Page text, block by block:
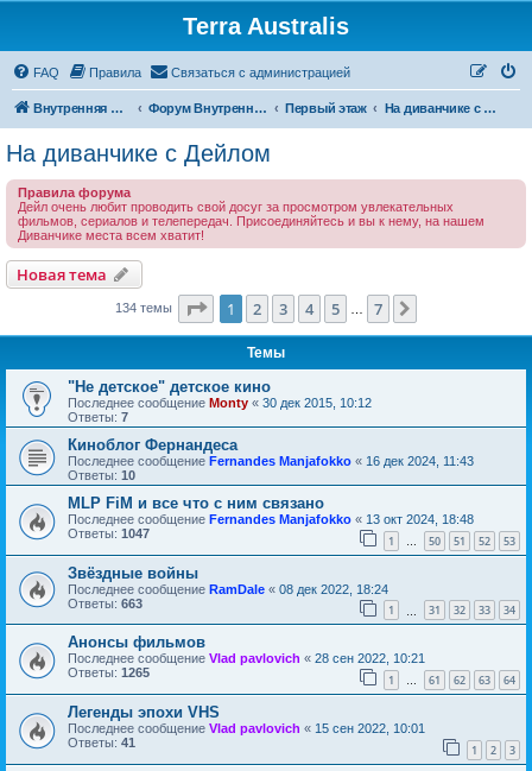
Terra Australis
FAQ Правила Связаться с администрацией
Внутренняя Австралия Форум Внутренней Австралии Первый этаж На диванчике с Дейлом
На диванчике с Дейлом
Правила форума
Дейл очень любит проводить свой досуг за просмотром увлекательных
фильмов, сериалов и телепередач. Присоединяйтесь и вы к нему, на нашем
Диванчике места всем хватит!
Новая тема
Новаятема
134 темы Страница из
1 2 3 4 5 7
Темы
"Не детское" детское кино
Последнее сообщение Monty « 30 дек 2015, 10:12
Ответы: 7
Киноблог Фернандеса
Последнее сообщение Fernandes Manjafokko « 16 дек 2024, 11:43
Ответы: 10
MLP FiM и все что с ним связано
Последнее сообщение Fernandes Manjafokko « 13 окт 2024, 18:48
Ответы: 1047 1 … 50 51 52 53
Звёздные войны
Последнее сообщение RamDale « 08 дек 2022, 18:24
Ответы: 663 1 31 32 33 34
Анонсы фильмов
Последнее сообщение Vlad pavlovich « 28 сен 2022, 10:21
Ответы: 1265 1 … 61 62 63 64
Легенды эпохи VHS
Последнее сообщение Vlad pavlovich « 15 сен 2022, 10:01
Ответы: 41 1 2 3